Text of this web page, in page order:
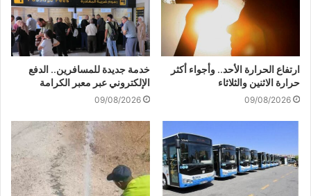
ارتفاع الحرارة الأحد.. وأجواء أكثر
حرارة الاثنين والثلاثاء
09/08/2026
خدمة جديدة للمسافرين.. الدفع
الإلكتروني عبر معبر الكرامة
09/08/2026